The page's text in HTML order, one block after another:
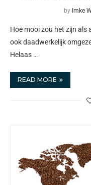
by Imke
Hoe mooi zou het zijn als
ook daadwerkelijk
Helaas …
READ MORE